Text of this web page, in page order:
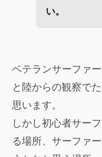
い。
ベテランサーファ
と陸からの観察で
思います。
しかし初心者サー
る場所、サーファ